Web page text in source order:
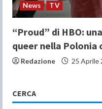
News TV
“Proud” di HBO:
queer nella Polonia
Redazione 25 Aprile
CERCA